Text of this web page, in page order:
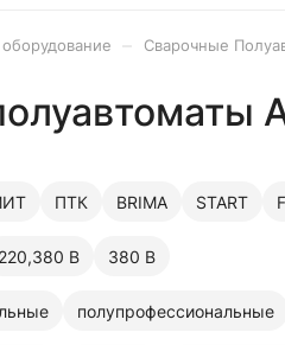
Сварочные
ПТК BRIMA START
220,380 В 380 В
полупрофессиональные